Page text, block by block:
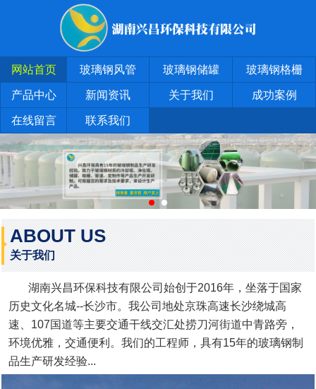
网站首页 玻璃钢风管 玻璃钢储罐 玻璃钢格栅
产品中心 新闻资讯 关于我们 成功案例
在线留言 联系我们
ABOUT US
关于我们
湖南兴昌环保科技有限公司始创于2016年，坐落于国家
历史文化名城--长沙市。我公司地处京珠高速长沙绕城高
速、107国道等主要交通干线交汇处捞刀河街道中青路旁，
环境优雅，交通便利。我们的工程师，具有15年的玻璃钢制
品生产研发经验...